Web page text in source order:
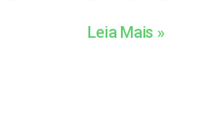
Leia Mais »